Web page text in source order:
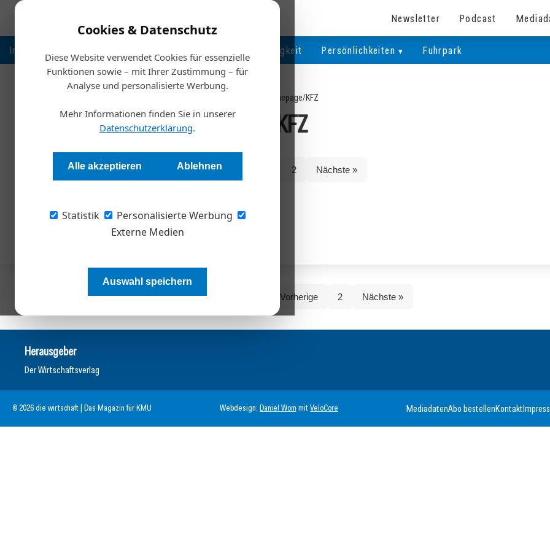
Cookies & Datenschutz
Diese Website verwendet Cookies für essenzielle
Funktionen sowie – mit Ihrer Zustimmung – für
Analyse und personalisierte Werbung.
Mehr Informationen finden Sie in unserer
Datenschutzerklärung.
Alle akzeptieren Ablehnen
Statistik
Personalisierte Werbung
Externe Medien
Auswahl speichern
Newsletter Podcast
Inspiration Nachhaltigkeit Persönlichkeiten Fuhrpark
Homepage/KFZ
KFZ
2 Nächste »
Keine Beiträge in dieser Kategorie.
« Vorherige 2 Nächste »
Herausgeber
Der Wirtschaftsverlag
© 2026 die wirtschaft | Das Magazin für KMU Webdesign: Daniel Wom mitVeloCore MediadatenAbo bestellenKontakt